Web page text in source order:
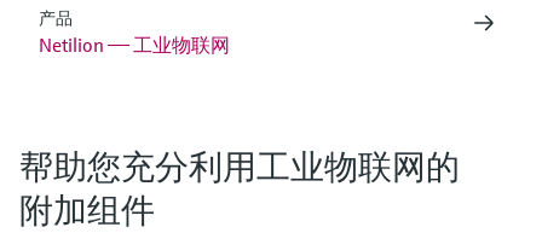
产品
Netilion —— 工业物联网
帮助您充分利用工业物联网的
附加组件